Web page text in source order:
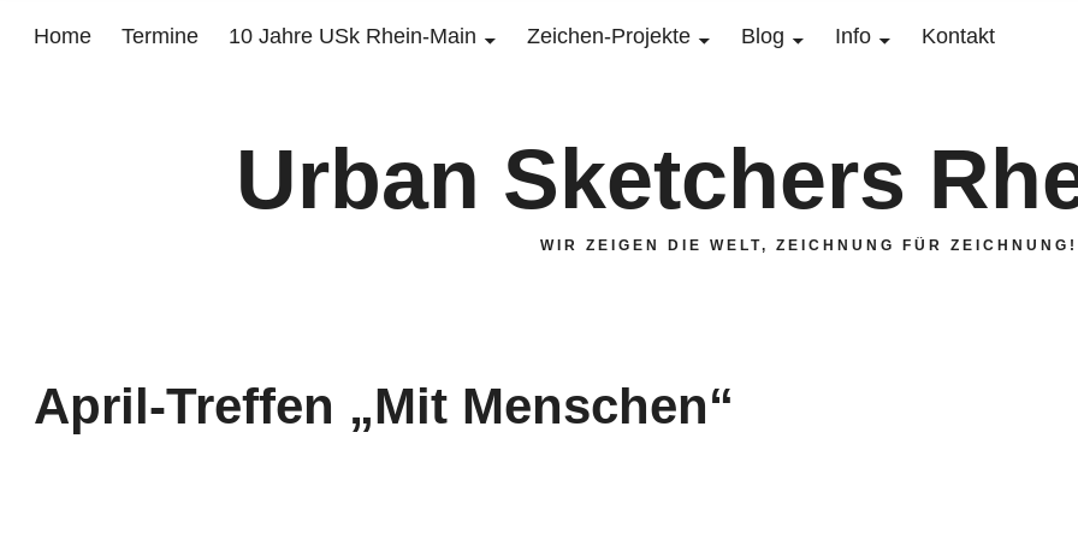
Home Termine 10 Jahre USk Rhein-Main Zeichen-Projekte Blog Info Kontakt
Urban Sketchers
WIR ZEIGEN DIE WELT, ZEICHNUNG FÜR ZEICHNUNG!
April-Treffen „Mit Menschen“